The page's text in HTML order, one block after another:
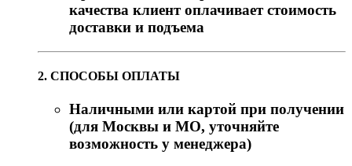
качества клиент оплачивает стоимость
доставки и подъема
2. СПОСОБЫ ОПЛАТЫ
Наличными или картой при получении
(для Москвы и МО, уточняйте
возможность у менеджера)